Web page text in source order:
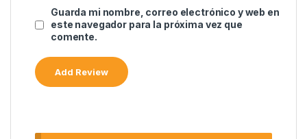
Guarda mi nombre, correo electrónico y web en
este navegador para la próxima vez que
comente.